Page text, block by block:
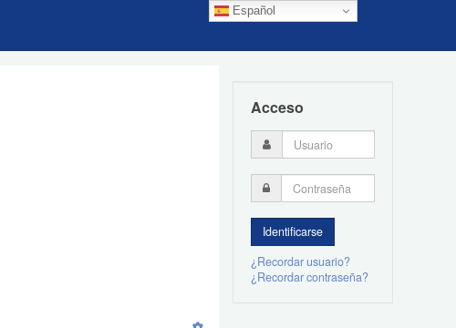
Español
Acceso
¿Recordar usuario?
¿Recordar contraseña?